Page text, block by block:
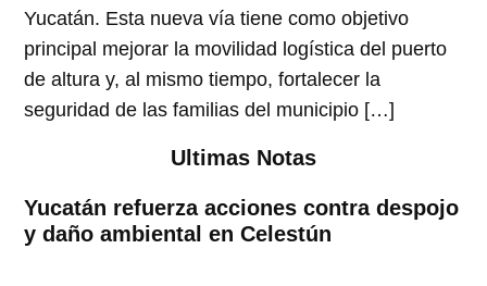
Yucatán. Esta nueva vía tiene como objetivo
principal mejorar la movilidad logística del puerto
de altura y, al mismo tiempo, fortalecer la
seguridad de las familias del municipio […]
Ultimas Notas
Yucatán refuerza acciones contra despojo
y daño ambiental en Celestún